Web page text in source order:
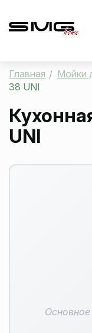
Главная Мойки
38 UNI
UNI